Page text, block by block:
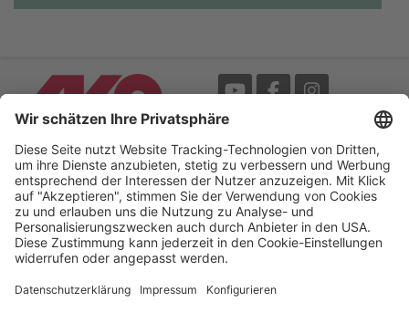
Messe
Mediathek
Blätterkatalog
Newsletter
Bedienungsanleitungen /
AGB
Garantie
Impressum
Datenschutz
Barrierefreiheitserklärung
Cookie-Einstellungen